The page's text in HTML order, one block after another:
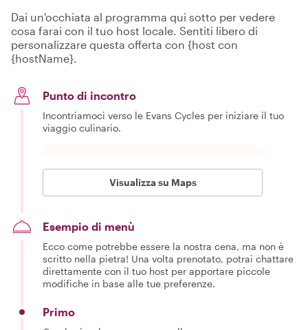
Dai un'occhiata al programma qui sotto per vedere
cosa farai con il tuo host locale. Sentiti libero di
personalizzare questa offerta con {host con
{hostName}.
Punto di incontro
Incontriamoci verso le Evans Cycles per iniziare il tuo
viaggio culinario.
Visualizza su Maps
Esempio di menù
Ecco come potrebbe essere la nostra cena, ma non è
scritto nella pietra! Una volta prenotato, potrai chattare
direttamente con il tuo host per apportare piccole
modifiche in base alle tue preferenze.
Primo